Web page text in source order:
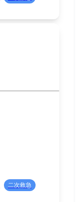
二次救急